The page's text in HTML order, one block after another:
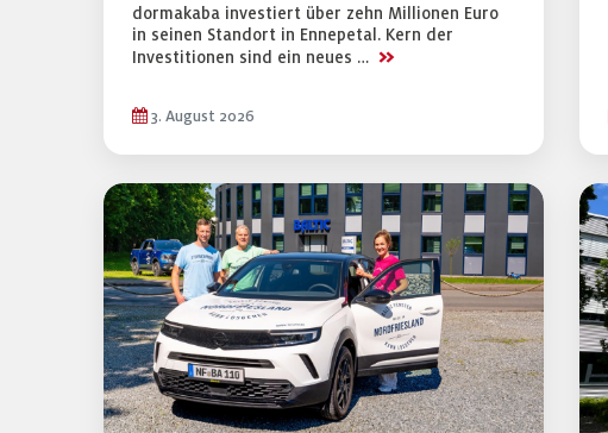
dormakaba investiert über zehn Millionen Euro
in seinen Standort in Ennepetal. Kern der
Investitionen sind ein neues … >>
3. August 2026